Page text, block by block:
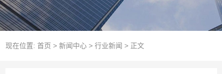
现在位置: 首页 > 新闻中心> 行业新闻 > 正文